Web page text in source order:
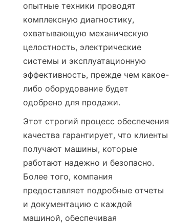
опытные техники проводят
комплексную диагностику,
охватывающую механическую
целостность, электрические
системы и эксплуатационную
эффективность, прежде чем какое-
либо оборудование будет
одобрено для продажи.
Этот строгий процесс обеспечения
качества гарантирует, что клиенты
получают машины, которые
работают надежно и безопасно.
Более того, компания
предоставляет подробные отчеты
и документацию с каждой
машиной, обеспечивая